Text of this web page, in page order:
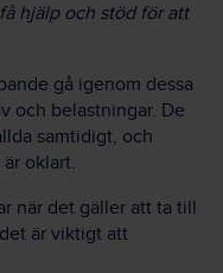
hjälp och stöd för att
gå igenom dessa
och belastningar. De
samtidigt, och
oklart.
när det gäller att ta till
är viktigt att